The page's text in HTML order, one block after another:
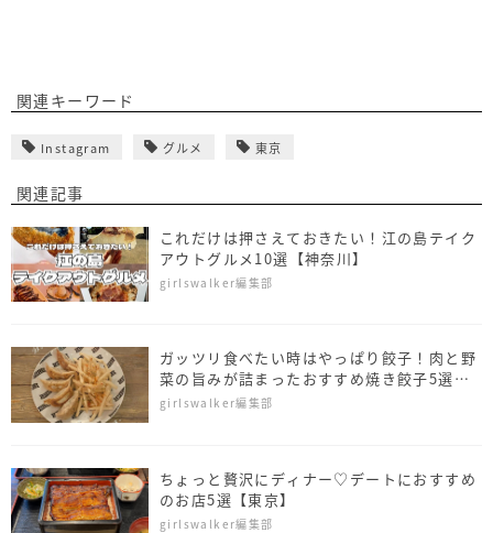
関連キーワード
Instagram グルメ 東京
関連記事
これだけは押さえておきたい！江の島テイク
アウトグルメ10選【神奈川】
girlswalker編集部
ガッツリ食べたい時はやっぱり餃子！肉と野
菜の旨みが詰まったおすすめ焼き餃子5選
【東京】
girlswalker編集部
ちょっと贅沢にディナー♡デートにおすすめ
のお店5選【東京】
girlswalker編集部